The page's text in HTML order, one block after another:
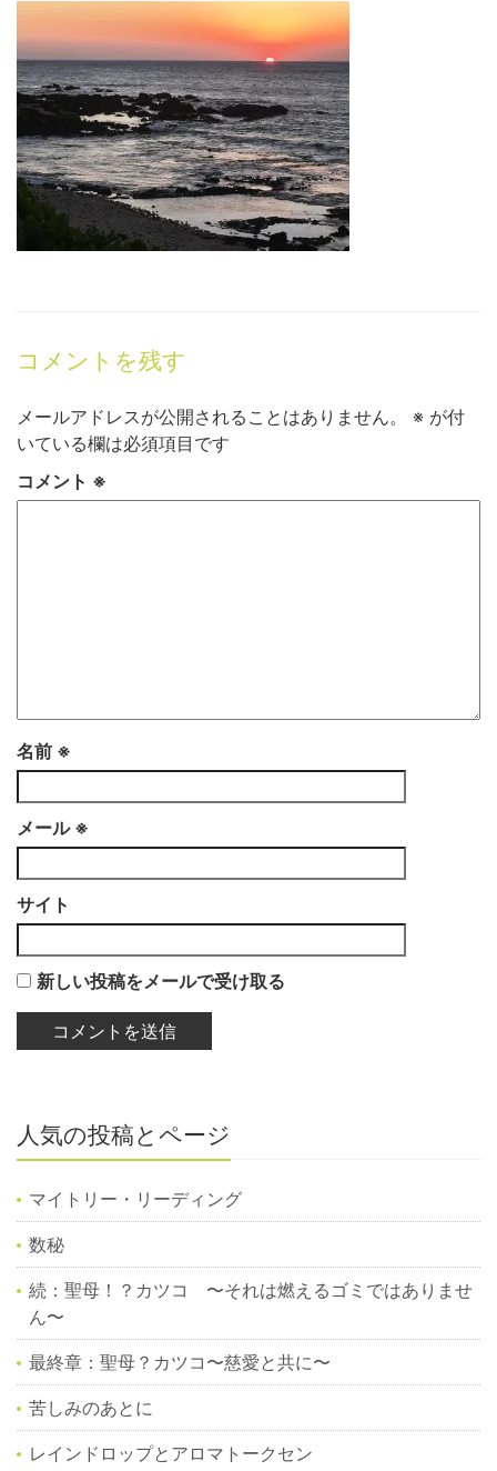
コメントを残す
メールアドレスが公開されることはありません。 ※ が付
いている欄は必須項目です
コメント ※
名前 ※
メール ※
サイト
新しい投稿をメールで受け取る
人気の投稿とページ
マイトリー・リーディング
数秘
続：聖母！？カツコ 〜それは燃えるゴミではありませ
ん〜
最終章：聖母？カツコ〜慈愛と共に〜
苦しみのあとに
レインドロップとアロマトークセン